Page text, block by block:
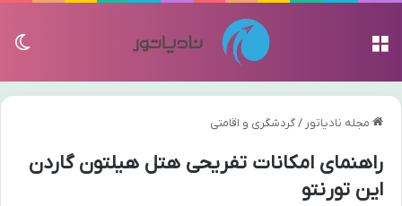
مجله نادیاتور /گردشگری و اقامتی
راهنمای امکانات تفریحی هتل هیلتون گاردن
این تورنتو